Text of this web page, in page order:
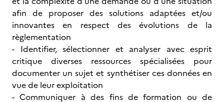
afin de proposer des solutions adaptées et/ou
innovantes en respect des évolutions de la
règlementation
- Identifier, sélectionner et analyser avec esprit
critique diverses ressources spécialisées pour
documenter un sujet et synthétiser ces données en
vue de leur exploitation
- Communiquer à des fins de formation ou de